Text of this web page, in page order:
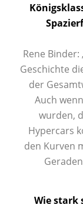
Rene
Geschichte
der
Auch
wurden,
Hypercars
den Kurven
Wie stark